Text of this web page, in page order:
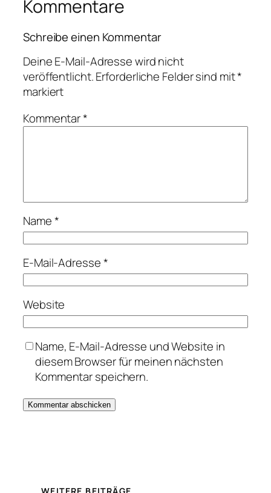
Kommentare
Schreibe einen Kommentar
Deine E-Mail-Adresse wird nicht
veröffentlicht.Erforderliche Felder sind mit*
markiert
Kommentar*
Name*
E-Mail-Adresse*
Website
Name, E-Mail-Adresse und Website in
diesem Browser für meinen nächsten
Kommentar speichern.